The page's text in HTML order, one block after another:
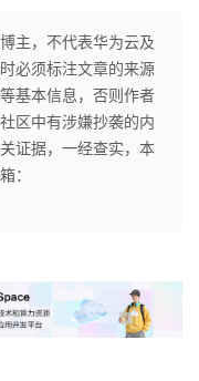
主，不代表华为云及
必须标注文章的来源
基本信息，否则作者
区中有涉嫌抄袭的内
证据，一经查实，本
：